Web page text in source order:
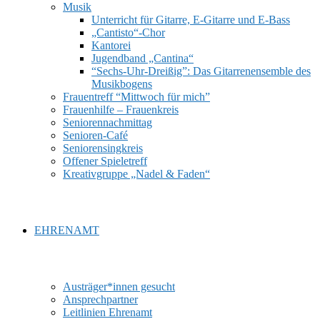
Musik
Unterricht für Gitarre, E‑Gitarre und E‑Bass
„Cantisto“-Chor
Kantorei
Jugendband „Cantina“
“Sechs-Uhr-Dreißig”: Das Gitarrenensemble des
Musikbogens
Frauentreff “Mittwoch für mich”
Frauenhilfe – Frauenkreis
Seniorennachmittag
Senioren-Café
Seniorensingkreis
Offener Spieletreff
Kreativgruppe „Nadel & Faden“
EHRENAMT
Austräger*innen gesucht
Ansprechpartner
Leitlinien Ehrenamt